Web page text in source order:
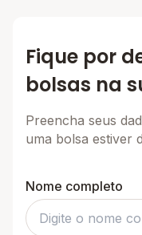
Fique por
bolsas na
Preencha seus
uma bolsa estiver
Nome completo